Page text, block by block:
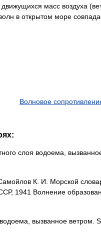
движущихся масс воздуха (
в открытом море
Волновое
слоя водоема,
К. И. Морской
1941 Волнение
вызванное ветром.